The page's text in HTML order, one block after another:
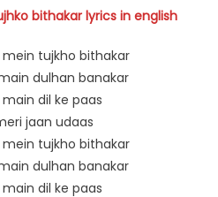
bithakar lyrics in english
mein tujkho bithakar
dulhan banakar
dil ke paas
jaan udaas
mein tujkho bithakar
dulhan banakar
dil ke paas